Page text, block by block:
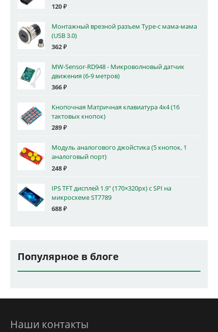
120₽
Монтажный врезной разъем Type-c мама-мама
(USB 3.0)
362₽
MW-Sensor-RD948 - Микроволновый датчик
движения (6-9 метров)
366₽
Кнопочная Матричная клавиатура 4x4 (16
тактовых кнопок)
289₽
Модуль аналогового джойстика (5 кнопок, 1
аналоговый порт)
248₽
IPS TFT дисплей 1.9" (170×320px) с SPI на
микросхеме ST7789
688₽
Популярное в блоге
Наши контакты